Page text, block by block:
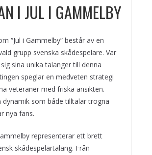
I JUL I GAMMELBY
“Jul i Gammelby” består av en
grupp svenska skådespelare. Var
sina unika talanger till denna
speglar en medveten strategi
veteraner med friska ansikten.
dynamik som både tilltalar trogna
nya fans.
representerar ett brett
skådespelartalang. Från